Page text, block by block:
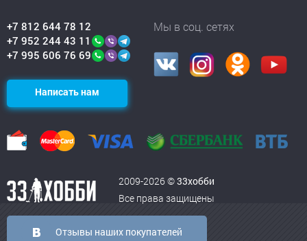
+7 812 644 78 12
+7 952 244 43 11
+7 995 606 76 69
Написать нам
Мы в соц. сетях
2009-2026 ©33хобби
Все права защищены
Отзывы наших покупателей